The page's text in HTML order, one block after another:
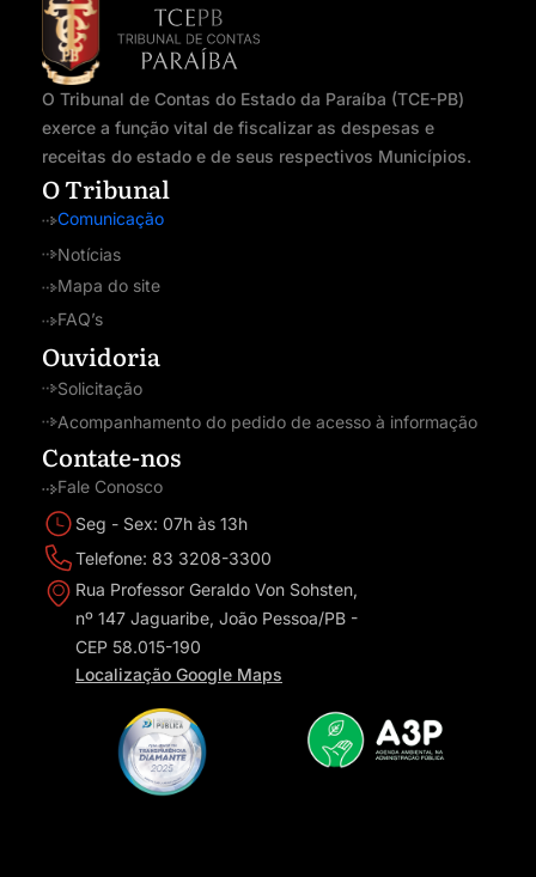
O Tribunal de Contas do Estado da Paraíba (TCE-PB)
exerce a função vital de fiscalizar as despesas e
receitas do estado e de seus respectivos Municípios.
O Tribunal
Comunicação
Notícias
Mapa do site
FAQ’s
Ouvidoria
Solicitação
Acompanhamento do pedido de acesso à informação
Contate-nos
Fale Conosco
Seg - Sex: 07h às 13h
Telefone: 83 3208-3300
Rua Professor Geraldo Von Sohsten,
nº 147 Jaguaribe, João Pessoa/PB -
CEP 58.015-190
Localização Google Maps